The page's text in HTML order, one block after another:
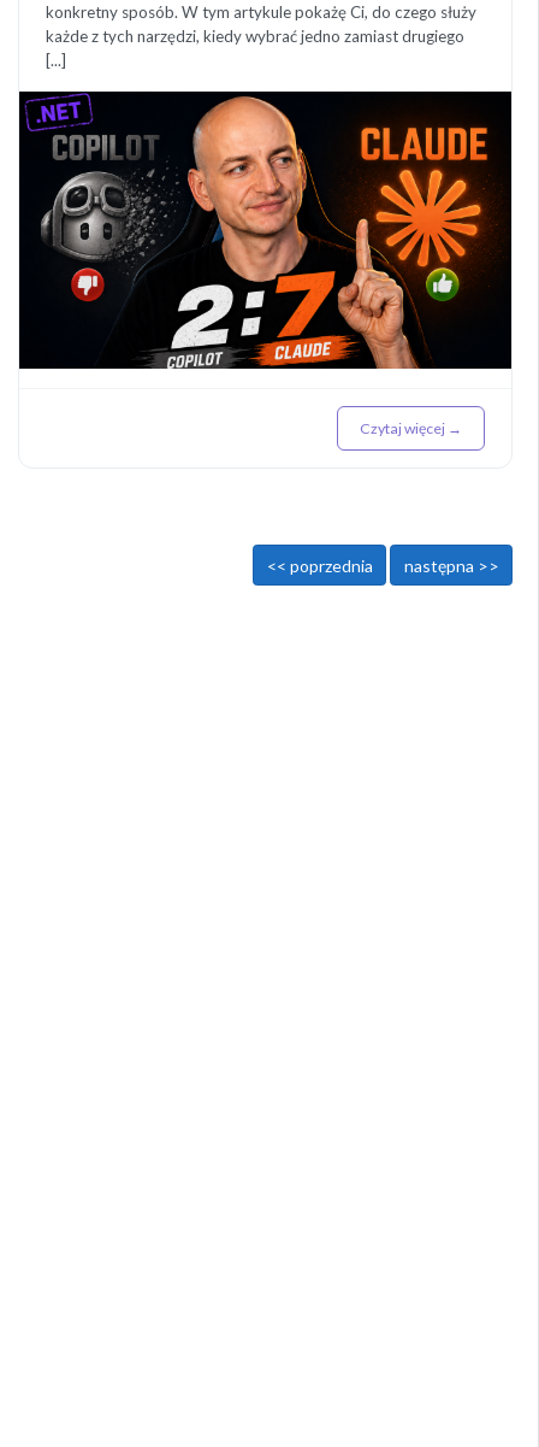
konkretny sposób. W tym artykule pokażę Ci, do czego służy
każde z tych narzędzi, kiedy wybrać jedno zamiast drugiego
[...]
Czytaj więcej →
<< poprzednia następna >>